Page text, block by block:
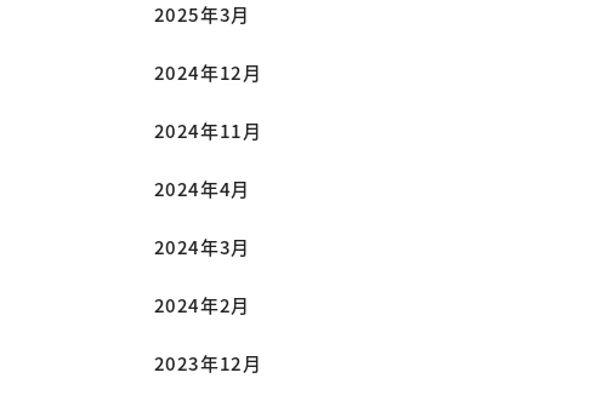
2025年3月
2024年12月
2024年11月
2024年4月
2024年3月
2024年2月
2023年12月